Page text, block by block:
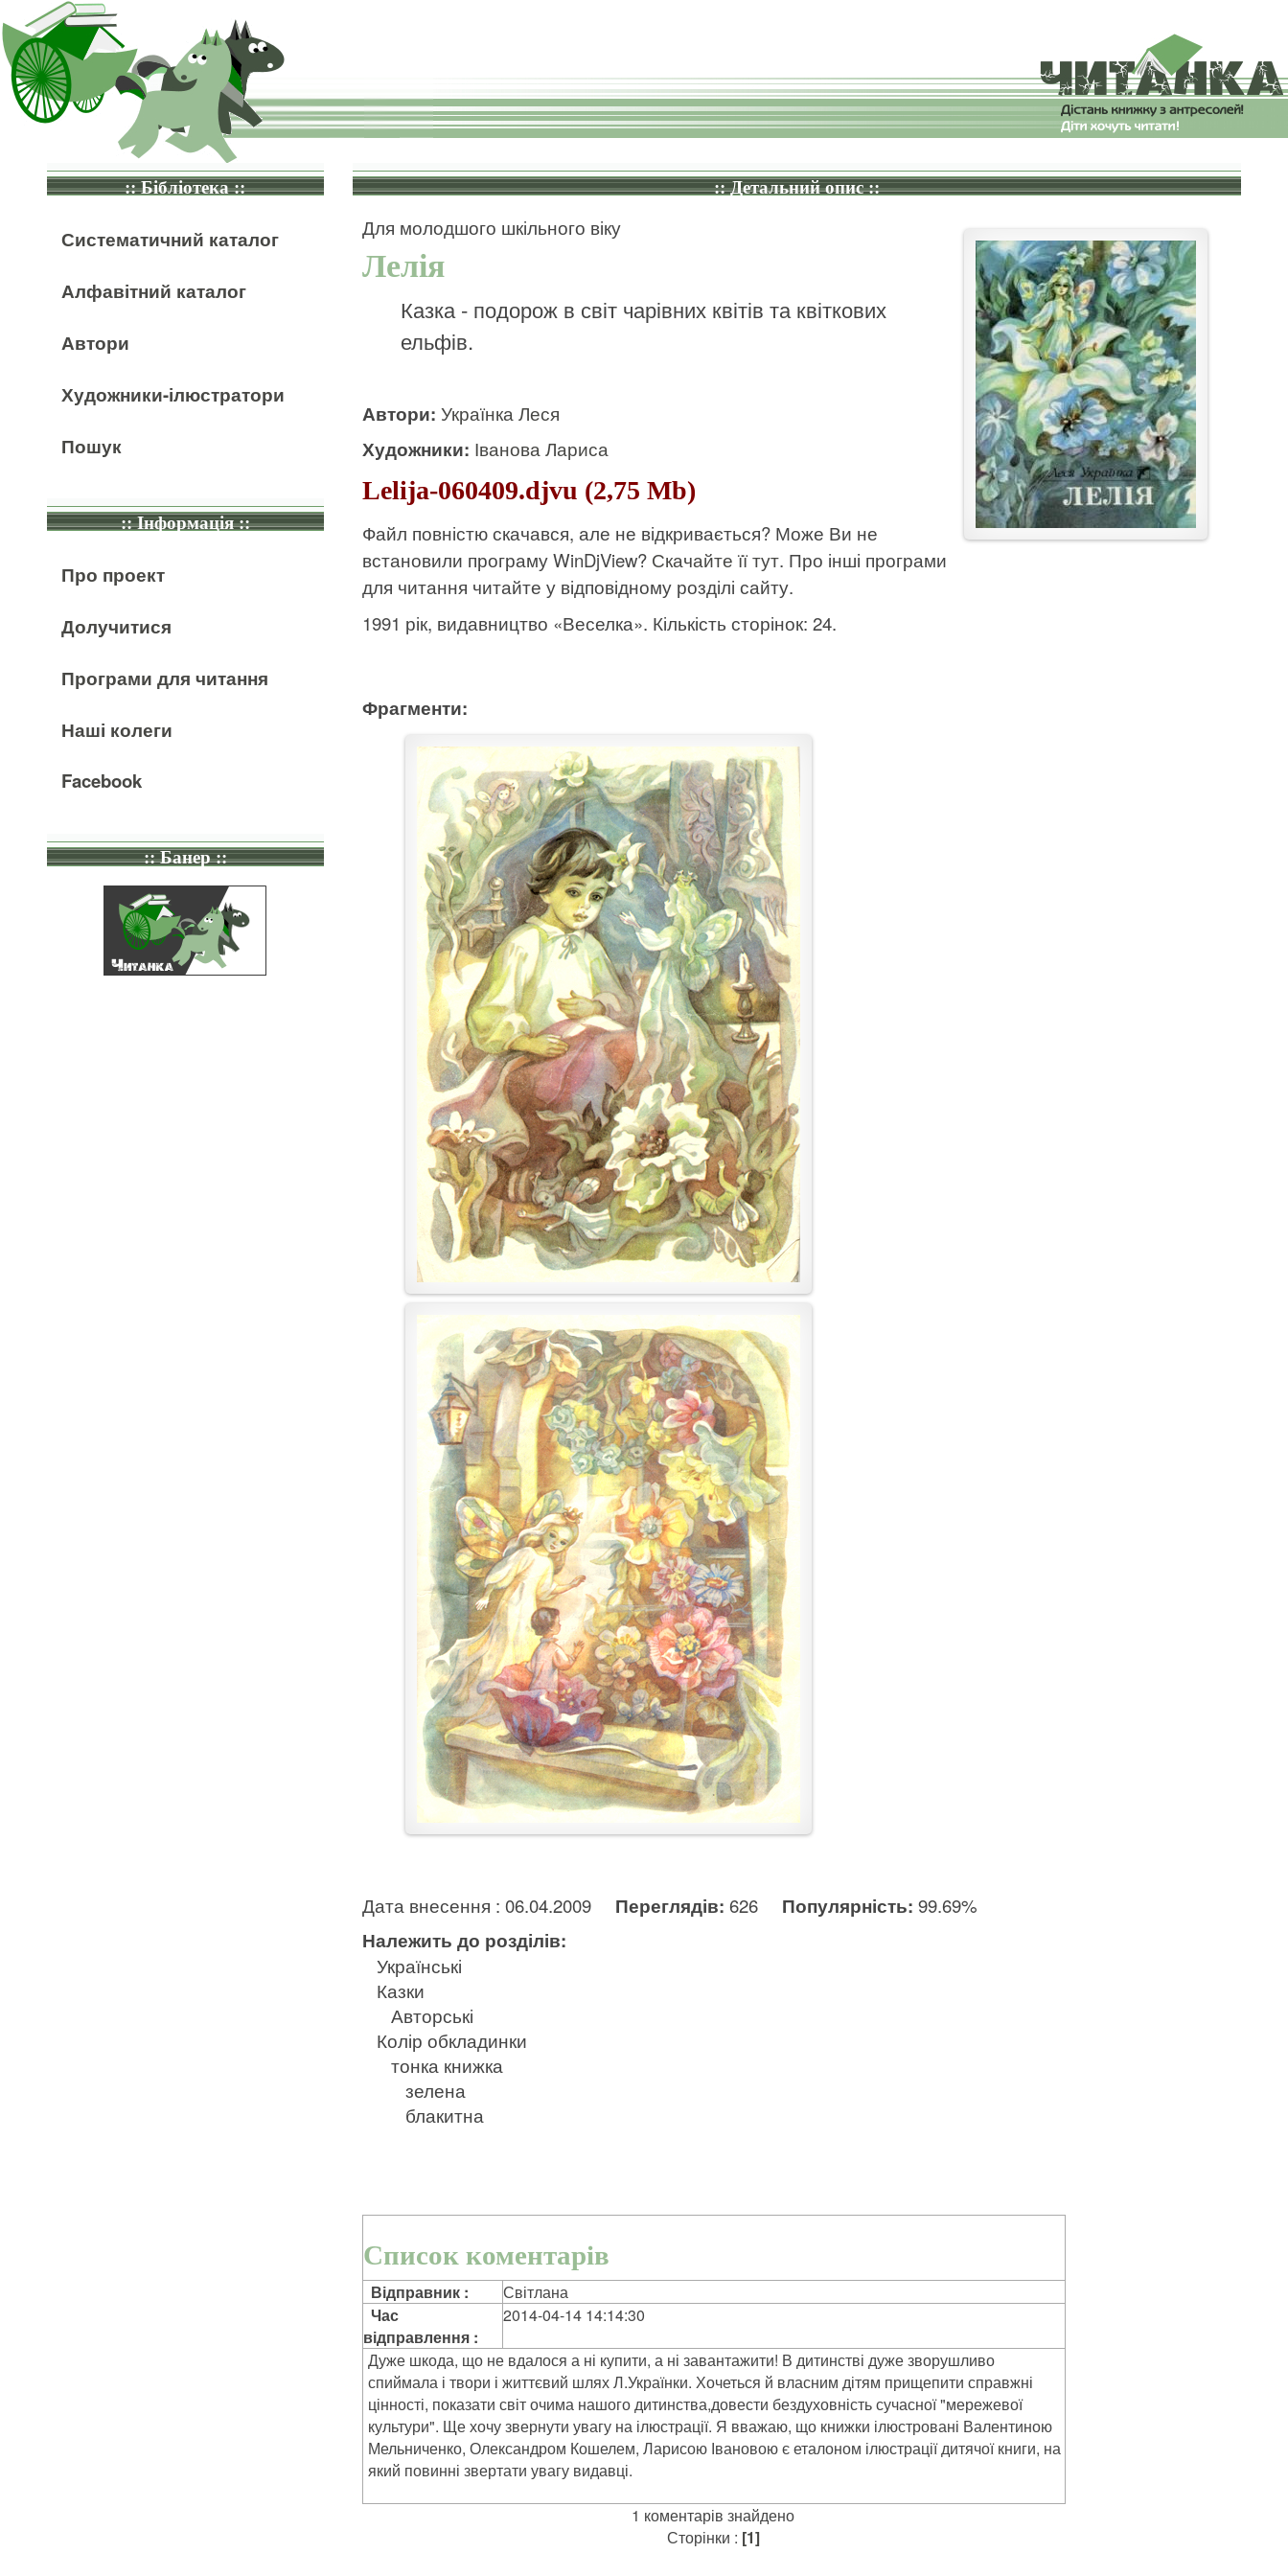
:: Бібліотека ::
Систематичний каталог
Алфавітний каталог
Автори
Художники-ілюстратори
Пошук
:: Інформація ::
Про проект
Долучитися
Програми для читання
Наші колеги
Facebook
:: Банер ::
:: Детальний опис ::
Для молодшого шкільного віку
Лелія
Казка - подорож в світ чарівних квітів та квіткових
ельфів.
Автори: Українка Леся
Художники: Іванова Лариса
Lelija-060409.djvu (2,75 Mb)
Файл повністю скачався, але не відкривається? Може Ви не
встановили програму WinDjView? Скачайте її тут. Про інші програми
для читання читайте у відповідному розділі сайту.
1991 рік, видавництво «Веселка». Кількість сторінок: 24.
Фрагменти:
Дата внесення : 06.04.2009 Переглядів: 626 Популярність: 99.69%
Належить до розділів:
Українські
Казки
Авторські
Колір обкладинки
тонка книжка
зелена
блакитна
Список коментарів
Відправник :
Світлана
Час
відправлення :
2014-04-14 14:14:30
Дуже шкода, що не вдалося а ні купити, а ні завантажити! В дитинстві дуже зворушливо
спиймала і твори і життєвий шлях Л.Українки. Хочеться й власним дітям прищепити справжні
цінності, показати світ очима нашого дитинства,довести бездуховність сучасної "мережевої
культури". Ще хочу звернути увагу на ілюстрації. Я вважаю, що книжки ілюстровані Валентиною
Мельниченко, Олександром Кошелем, Ларисою Івановою є еталоном ілюстрації дитячої книги, на
який повинні звертати увагу видавці.
1 коментарів знайдено
Сторінки : [1]